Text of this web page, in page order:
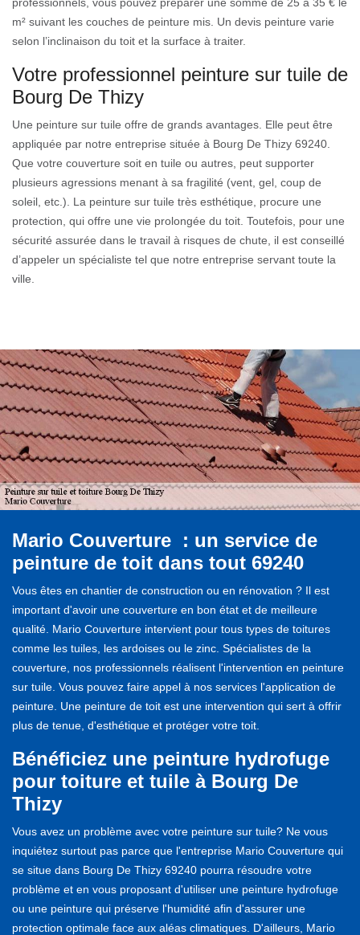
m² suivant les couches de peinture mis. Un devis peinture varie
selon l’inclinaison du toit et la surface à traiter.
Votre professionnel peinture sur tuile de
Bourg De Thizy
Une peinture sur tuile offre de grands avantages. Elle peut être
appliquée par notre entreprise située à Bourg De Thizy 69240.
Que votre couverture soit en tuile ou autres, peut supporter
plusieurs agressions menant à sa fragilité (vent, gel, coup de
soleil, etc.). La peinture sur tuile très esthétique, procure une
protection, qui offre une vie prolongée du toit. Toutefois, pour une
sécurité assurée dans le travail à risques de chute, il est conseillé
d’appeler un spécialiste tel que notre entreprise servant toute la
ville.
Mario Couverture : un service de
peinture de toit dans tout 69240
Vous êtes en chantier de construction ou en rénovation ? Il est
important d'avoir une couverture en bon état et de meilleure
qualité. Mario Couverture intervient pour tous types de toitures
comme les tuiles, les ardoises ou le zinc. Spécialistes de la
couverture, nos professionnels réalisent l'intervention en peinture
sur tuile. Vous pouvez faire appel à nos services l'application de
peinture. Une peinture de toit est une intervention qui sert à offrir
plus de tenue, d'esthétique et protéger votre toit.
Bénéficiez une peinture hydrofuge
pour toiture et tuile à Bourg De
Thizy
Vous avez un problème avec votre peinture sur tuile? Ne vous
inquiétez surtout pas parce que l'entreprise Mario Couverture qui
se situe dans Bourg De Thizy 69240 pourra résoudre votre
problème et en vous proposant d'utiliser une peinture hydrofuge
ou une peinture qui préserve l'humidité afin d'assurer une
protection optimale face aux aléas climatiques. D'ailleurs, Mario